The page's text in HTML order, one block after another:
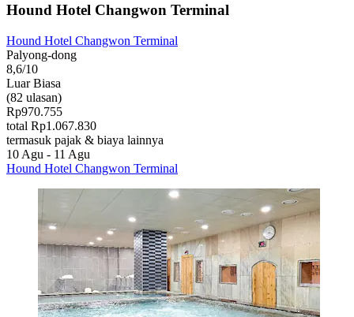
Hound Hotel Changwon Terminal
Hound Hotel Changwon Terminal
Palyong-dong
8,6/10
Luar Biasa
(82 ulasan)
Rp970.755
total Rp1.067.830
termasuk pajak & biaya lainnya
10 Agu - 11 Agu
Hound Hotel Changwon Terminal